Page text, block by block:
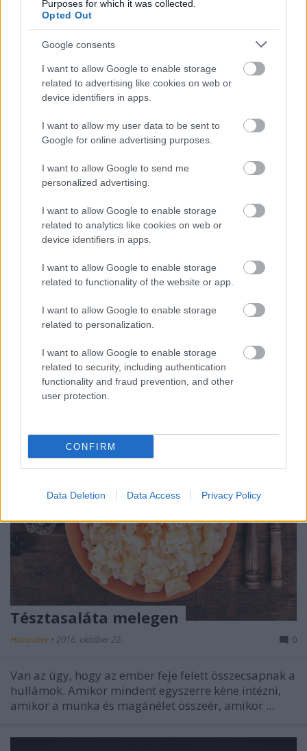
Purposes for which it was collected.
Opted Out
Google consents
I want to allow Google to enable storage
related to advertising like cookies on web or
device identifiers in apps.
I want to allow my user data to be sent to
Google for online advertising purposes.
I want to allow Google to send me
personalized advertising.
I want to allow Google to enable storage
related to analytics like cookies on web or
device identifiers in apps.
I want to allow Google to enable storage
related to functionality of the website or app.
I want to allow Google to enable storage
related to personalization.
I want to allow Google to enable storage
related to security, including authentication
functionality and fraud prevention, and other
user protection.
CONFIRM
Data Deletion Data Access Privacy Policy
napozást, és a fővárosi karácsonyi vásár is
látogatható már, de az ősz és tél programjai ...
Tojásos tészta reggelire
Az embernek mindig jelzi az élet, ha változásra érett
meg az idő. Valamikor nagyon sokáig tart ezt
észrevenni, máskor pedig nem akarunk a ...
Tésztasaláta melegen
Havasilive • 2016. október 22. 0
Van az úgy, hogy az ember feje felett összecsapnak a
hullámok. Amikor mindent egyszerre kéne intézni,
amikor a munka és magánélet összeér, amikor ...